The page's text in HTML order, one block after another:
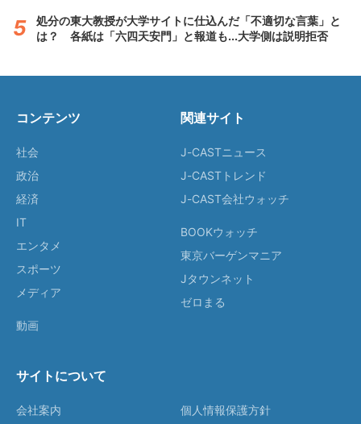
処分の東大教授が大学サイトに仕込んだ「不適切な言葉」と
は？ 各紙は「六四天安門」と報道も...大学側は説明拒否
コンテンツ
社会
政治
経済
IT
エンタメ
スポーツ
メディア
動画
関連サイト
J-CASTニュース
J-CASTトレンド
J-CAST会社ウォッチ
BOOKウォッチ
東京バーゲンマニア
Jタウンネット
ゼロまる
サイトについて
会社案内 個人情報保護方針